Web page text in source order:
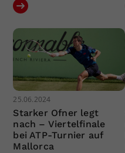
25.06.2024
Starker Ofner legt
nach – Viertelfinale
bei ATP-Turnier auf
Mallorca